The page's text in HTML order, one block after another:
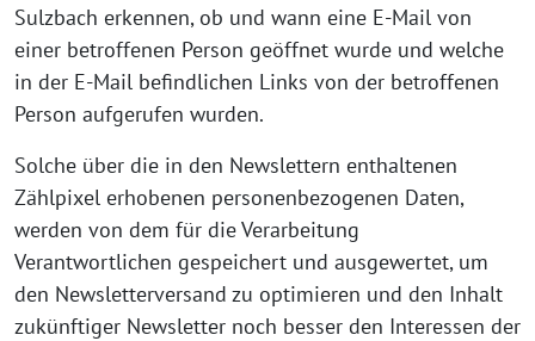
Sulzbach erkennen, ob und wann eine E-Mail von
einer betroffenen Person geöffnet wurde und welche
in der E-Mail befindlichen Links von der betroffenen
Person aufgerufen wurden.
Solche über die in den Newslettern enthaltenen
Zählpixel erhobenen personenbezogenen Daten,
werden von dem für die Verarbeitung
Verantwortlichen gespeichert und ausgewertet, um
den Newsletterversand zu optimieren und den Inhalt
zukünftiger Newsletter noch besser den Interessen der